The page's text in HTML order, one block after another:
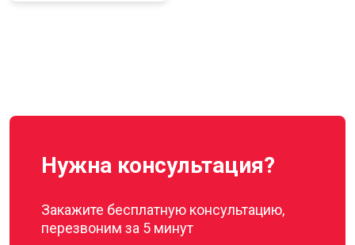
Нужна консультация?
Закажите бесплатную консультацию,
перезвоним за 5 минут